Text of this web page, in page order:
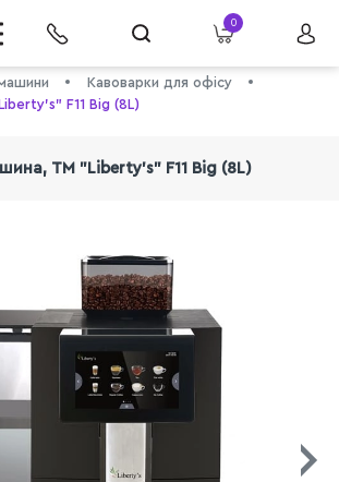
0
Кавоварки для офісу
F11 Big (8L)
ТМ "Liberty's" F11 Big (8L)